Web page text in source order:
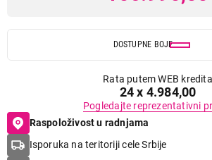
DOSTUPNE BOJE
Rata putem WEB kredita
24 x 4.984,00
Pogledajte reprezentativni
Raspoloživost u radnjama
Isporuka na teritoriji cele Srbije